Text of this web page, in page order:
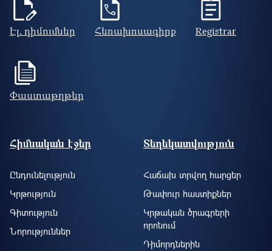
Էլ. դիմումներ Հեռախոսագիրք Registrar
Փաստաթղթեր
Footer site information
Հիմնական էջեր
Ընդունելություն
Կրթություն
Գիտություն
Նորություններ
Տեղեկատվություն
Հաճախ տրվող հարցեր
Թափուր հաստիքներ
Կրթական ծրագրերի
որոնում
Դիմորդներին